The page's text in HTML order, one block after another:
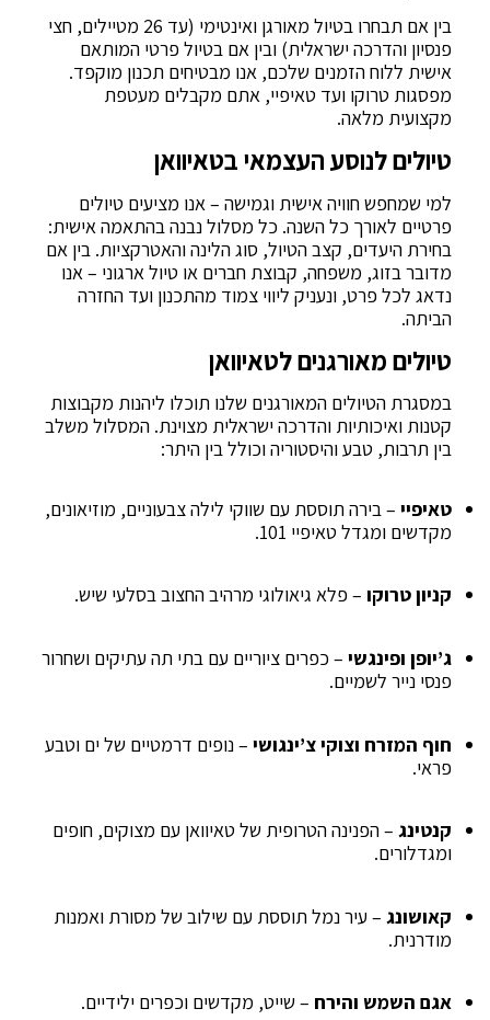
בין אם תבחרו בטיול מאורגן ואינטימי (עד 26 מטיילים, חצי
פנסיון והדרכה ישראלית) ובין אם בטיול פרטי המותאם
אישית ללוח הזמנים שלכם, אנו מבטיחים תכנון מוקפד.
מפסגות טרוקו ועד טאיפיי, אתם מקבלים מעטפת
מקצועית מלאה.
טיולים לנוסע העצמאי בטאיוואן
למי שמחפש חוויה אישית וגמישה – אנו מציעים טיולים
פרטיים לאורך כל השנה. כל מסלול נבנה בהתאמה אישית:
בחירת היעדים, קצב הטיול, סוג הלינה והאטרקציות. בין אם
מדובר בזוג, משפחה, קבוצת חברים או טיול ארגוני – אנו
נדאג לכל פרט, ונעניק ליווי צמוד מהתכנון ועד החזרה
הביתה.
טיולים מאורגנים לטאיוואן
במסגרת הטיולים המאורגנים שלנו תוכלו ליהנות מקבוצות
קטנות ואיכותיות והדרכה ישראלית מצוינת. המסלול משלב
בין תרבות, טבע והיסטוריה וכולל בין היתר:
טאיפיי – בירה תוססת עם שווקי לילה צבעוניים, מוזיאונים,
מקדשים ומגדל טאיפיי 101.
קניון טרוקו – פלא גיאולוגי מרהיב החצוב בסלעי שיש.
ג’יופן ופינגשי – כפרים ציוריים עם בתי תה עתיקים ושחרור
פנסי נייר לשמיים.
חוף המזרח וצוקי צ’ינגושי – נופים דרמטיים של ים וטבע
פראי.
קנטינג – הפנינה הטרופית של טאיוואן עם מצוקים, חופים
ומגדלורים.
קאושונג – עיר נמל תוססת עם שילוב של מסורת ואמנות
מודרנית.
אגם השמש והירח – שייט, מקדשים וכפרים ילידיים.